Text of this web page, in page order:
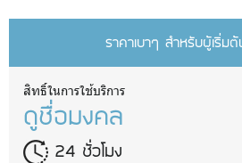
ราคาเบาๆ สำหรับผู้เริ่มต้
สิทธิ์ในการใช้บริการ
ดูชื่อมงคล
24 ชั่วโมง